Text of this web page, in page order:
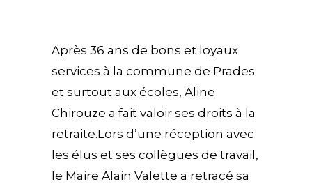
Après 36 ans de bons et loyaux
services à la commune de Prades
et surtout aux écoles, Aline
Chirouze a fait valoir ses droits à la
retraite.Lors d’une réception avec
les élus et ses collègues de travail,
le Maire Alain Valette a retracé sa